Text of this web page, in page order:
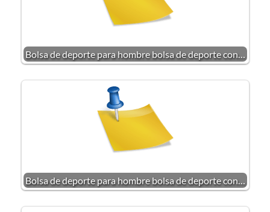
Bolsa de deporte para hombre bolsa de deporte con…
Bolsa de deporte para hombre bolsa de deporte con…